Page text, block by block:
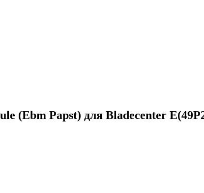
(Ebm Papst) для Bladecenter